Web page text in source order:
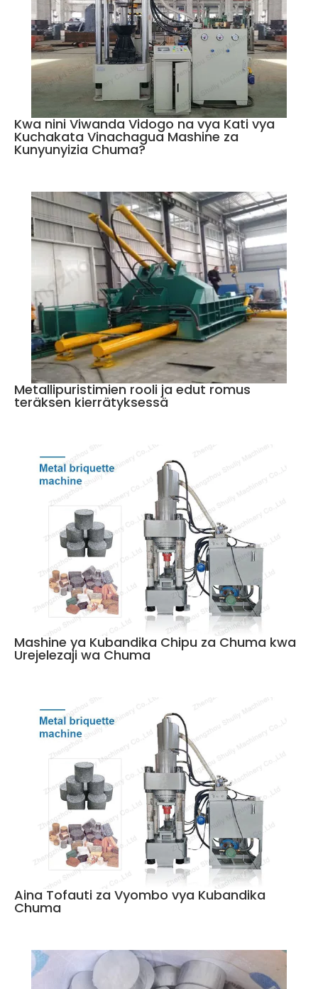
Kwa nini Viwanda Vidogo na vya Kati vya
Kuchakata Vinachagua Mashine za
Kunyunyizia Chuma?
Metallipuristimien rooli ja edut romus
teräksen kierrätyksessä
Mashine ya Kubandika Chipu za Chuma kwa
Urejelezaji wa Chuma
Aina Tofauti za Vyombo vya Kubandika
Chuma